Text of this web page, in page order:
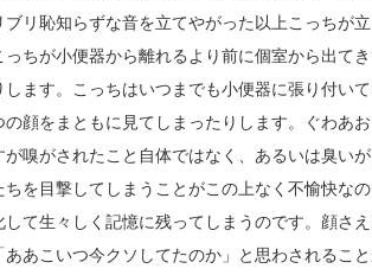
リ恥知らずな音を立てやがった以上こっちが
ちが小便器から離れるより前に個室から出て
ます。こっちはいつまでも小便器に張り付い
顔をまともに見てしまったりします。ぐわ
嗅がされたこと自体ではなく、あるいは臭い
を目撃してしまうことがこの上なく不愉快な
て生々しく記憶に残ってしまうのです。顔さ
あこいつ今クソしてたのか」と思わされるこ